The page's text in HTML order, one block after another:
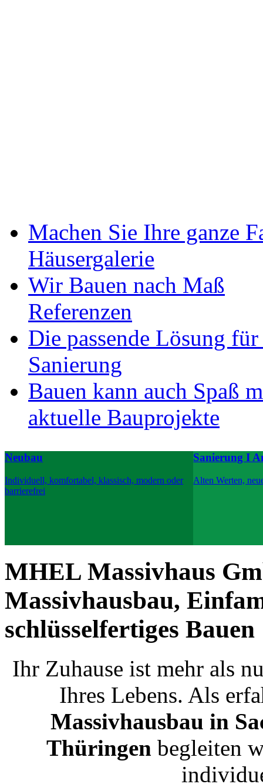
Machen Sie Ihre ganze
Häusergalerie
Wir Bauen nach Maß
Referenzen
Die passende Lösung
Sanierung
Bauen kann auch Spaß
aktuelle Bauprojekte
Neubau
Individuell, komfortabel, klassisch, modern oder
barrierefrei
Sanierung I
Alten Werten,
MHEL Massivhaus
Massivhausbau,
schlüsselfertiges Bauen
Ihr Zuhause ist mehr als
Ihres Lebens. Als
Massivhausbau in
Thüringen begleiten